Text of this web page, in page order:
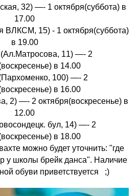
32) —- 1 октября(суббота) в
17.00
ВЛКСМ, 15) - 1 октября(суббота)
в 19.00
(Ал.Матросова, 11) —- 2
в 14.00
100) —- 2
в 16.00
2) —- 2 октября(воскресенье) в
12.00
бул, 14) —- 2
в 18.00
можно будет уточнить: "где
у школы брейк данса". Наличие
обуви приветствуется ;)